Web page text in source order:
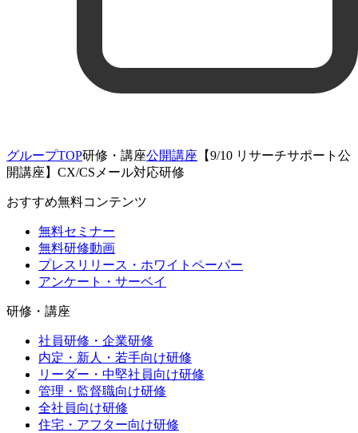
グループTOP研修・講座公開講座 【9/10 リサーチサポート公
開講座】CX/CSメール対応研修
おすすめ無料コンテンツ
無料セミナー
無料研修動画
プレスリリース・ホワイトペーパー
アンケート・サーベイ
研修・講座
社員研修・企業研修
内定・新人・若手向け研修
リーダー・中堅社員向け研修
管理・監督職向け研修
全社員向け研修
住宅・アフター向け研修